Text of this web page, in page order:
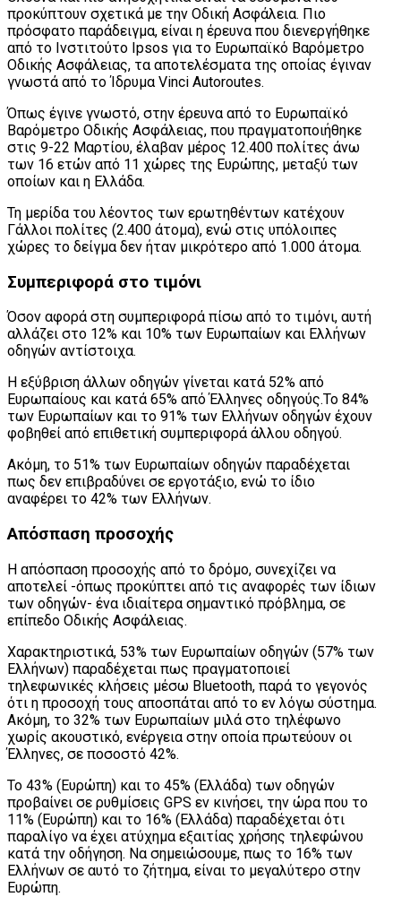
προκύπτουν σχετικά με την Οδική Ασφάλεια. Πιο
πρόσφατο παράδειγμα, είναι η έρευνα που διενεργήθηκε
από το Ινστιτούτο Ipsos για το Ευρωπαϊκό Βαρόμετρο
Οδικής Ασφάλειας, τα αποτελέσματα της οποίας έγιναν
γνωστά από το Ίδρυμα Vinci Autoroutes.
Όπως έγινε γνωστό, στην έρευνα από το Ευρωπαϊκό
Bαρόμετρο Οδικής Ασφάλειας, που πραγματοποιήθηκε
στις 9-22 Μαρτίου, έλαβαν μέρος 12.400 πολίτες άνω
των 16 ετών από 11 χώρες της Ευρώπης, μεταξύ των
οποίων και η Ελλάδα.
Τη μερίδα του λέοντος των ερωτηθέντων κατέχουν
Γάλλοι πολίτες (2.400 άτομα), ενώ στις υπόλοιπες
χώρες το δείγμα δεν ήταν μικρότερο από 1.000 άτομα.
Συμπεριφορά στο τιμόνι
Όσον αφορά στη συμπεριφορά πίσω από το τιμόνι, αυτή
αλλάζει στο 12% και 10% των Ευρωπαίων και Ελλήνων
οδηγών αντίστοιχα.
Η εξύβριση άλλων οδηγών γίνεται κατά 52% από
Ευρωπαίους και κατά 65% από Έλληνες οδηγούς.Το 84%
των Ευρωπαίων και το 91% των Ελλήνων οδηγών έχουν
φοβηθεί από επιθετική συμπεριφορά άλλου οδηγού.
Ακόμη, το 51% των Ευρωπαίων οδηγών παραδέχεται
πως δεν επιβραδύνει σε εργοτάξιο, ενώ το ίδιο
αναφέρει το 42% των Ελλήνων.
Απόσπαση προσοχής
Η απόσπαση προσοχής από το δρόμο, συνεχίζει να
αποτελεί -όπως προκύπτει από τις αναφορές των ίδιων
των οδηγών- ένα ιδιαίτερα σημαντικό πρόβλημα, σε
επίπεδο Οδικής Ασφάλειας.
Χαρακτηριστικά, 53% των Ευρωπαίων οδηγών (57% των
Ελλήνων) παραδέχεται πως πραγματοποιεί
τηλεφωνικές κλήσεις μέσω Bluetooth, παρά το γεγονός
ότι η προσοχή τους αποσπάται από το εν λόγω σύστημα.
Ακόμη, το 32% των Ευρωπαίων μιλά στο τηλέφωνο
χωρίς ακουστικό, ενέργεια στην οποία πρωτεύουν οι
Έλληνες, σε ποσοστό 42%.
Το 43% (Ευρώπη) και το 45% (Ελλάδα) των οδηγών
προβαίνει σε ρυθμίσεις GPS εν κινήσει, την ώρα που το
11% (Ευρώπη) και το 16% (Ελλάδα) παραδέχεται ότι
παραλίγο να έχει ατύχημα εξαιτίας χρήσης τηλεφώνου
κατά την οδήγηση. Να σημειώσουμε, πως το 16% των
Ελλήνων σε αυτό το ζήτημα, είναι το μεγαλύτερο στην
Ευρώπη.